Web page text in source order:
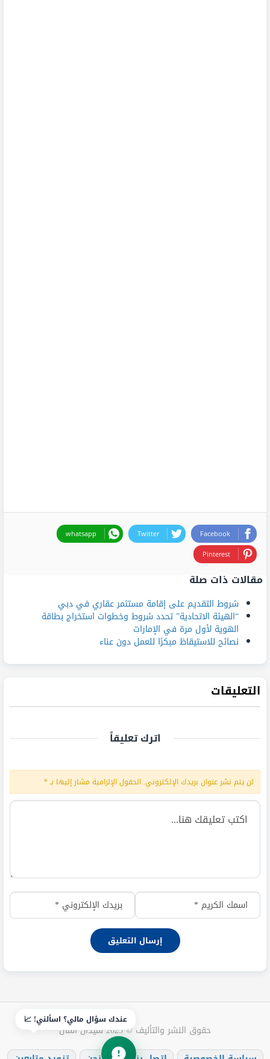
Facebook
Twitter
whatsapp
Pinterest
مقالات ذات صلة
شروط التقديم على إقامة مستثمر عقاري في دبي
“الهيئة الاتحادية” تحدد شروط وخطوات استخراج بطاقة
الهوية لأول مرة في الإمارات
نصائح للاستيقاظ مبكرًا للعمل دون عناء
التعليقات
اترك تعليقاً
لن يتم نشر عنوان بريدك الإلكتروني. الحقول الإلزامية مشار إليها بـ*
حقوق النشر والتأليف © 2025 لميدان المال
عندك سؤال مالي؟ اسألني! 📈